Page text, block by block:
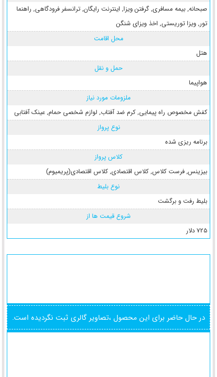
صبحانه, بیمه مسافری, گرفتن ویزا, اینترنت رایگان, ترانسفر فرودگاهی, راهنما
تور, ویزا توریستی, اخذ ویزای شنگن
محل اقامت
هتل
حمل و نقل
هواپیما
ملزومات مورد نیاز
کفش مخصوص راه پیمایی, کرم ضد آفتاب, لوازم شخصی حمام, عینک آفتابی
نوع پرواز
برنامه ریزی شده
کلاس پرواز
بیزینس, فرست کلاس, کلاس اقتصادی, کلاس اقتصادی(پریمیوم)
نوع بلیط
بلیط رفت و برگشت
شروع قیمت ها از
725 دلار
در حال حاضر برای این محصول ،تصاویر گالری ثبت نگردیده است.